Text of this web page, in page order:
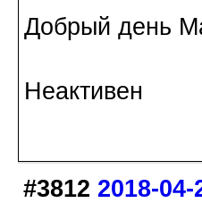
Добрый день
Неактивен
#3812 2018-